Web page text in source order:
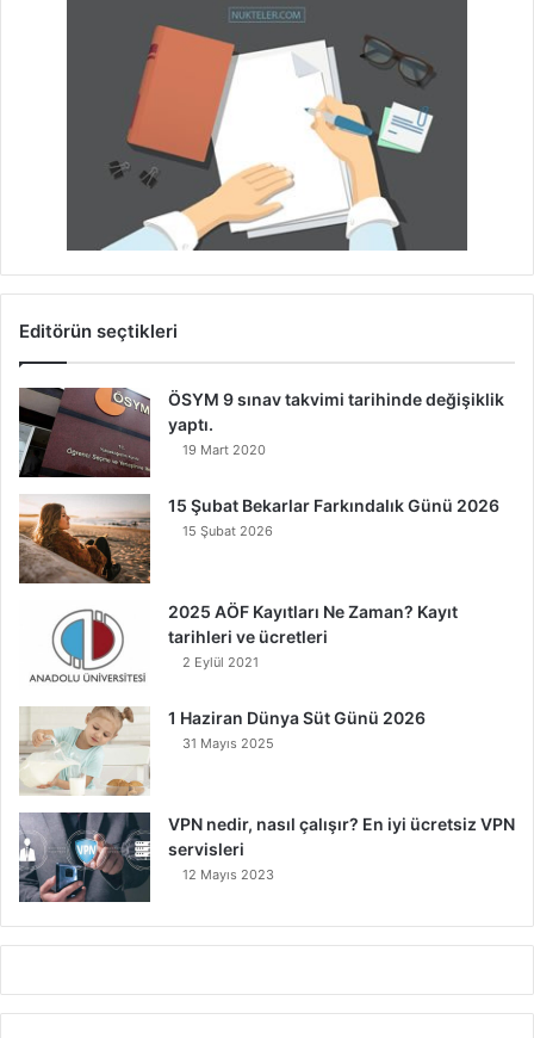
Editörün seçtikleri
ÖSYM 9 sınav takvimi tarihinde değişiklik
yaptı.
19 Mart 2020
15 Şubat Bekarlar Farkındalık Günü 2026
15 Şubat 2026
2025 AÖF Kayıtları Ne Zaman? Kayıt
tarihleri ve ücretleri
2 Eylül 2021
1 Haziran Dünya Süt Günü 2026
31 Mayıs 2025
VPN nedir, nasıl çalışır? En iyi ücretsiz VPN
servisleri
12 Mayıs 2023